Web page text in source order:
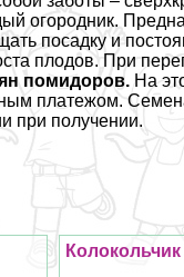
огородник.
посадку и
плодов. При
помидоров. На
платежом.
при получении.